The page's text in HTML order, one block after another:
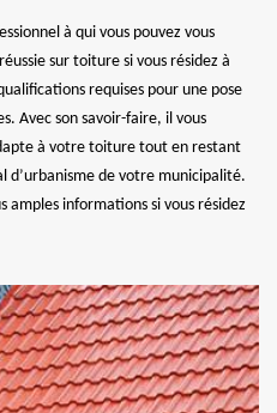
à qui vous pouvez vous
sur toiture si vous résidez à
requises pour une pose
Avec son savoir-faire, il vous
à votre toiture tout en restant
d’urbanisme de votre municipalité.
amples informations si vous résidez